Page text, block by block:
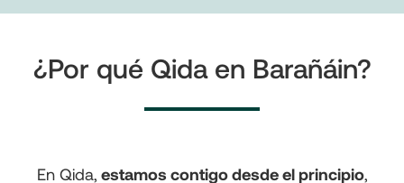
¿Por qué Qida en Barañáin?
En Qida, estamos contigo desde el principio,